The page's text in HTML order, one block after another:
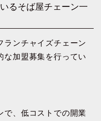
るそば屋チェーン一
ランチャイズチェーン
な加盟募集を行ってい
で、低コストでの開業